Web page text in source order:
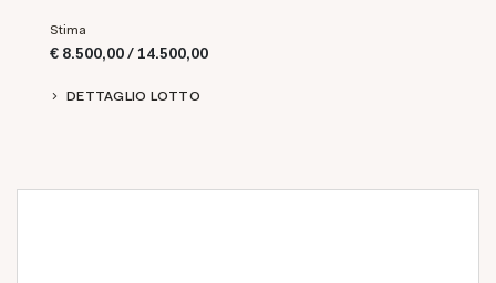
Stima
€ 8.500,00 / 14.500,00
DETTAGLIO LOTTO